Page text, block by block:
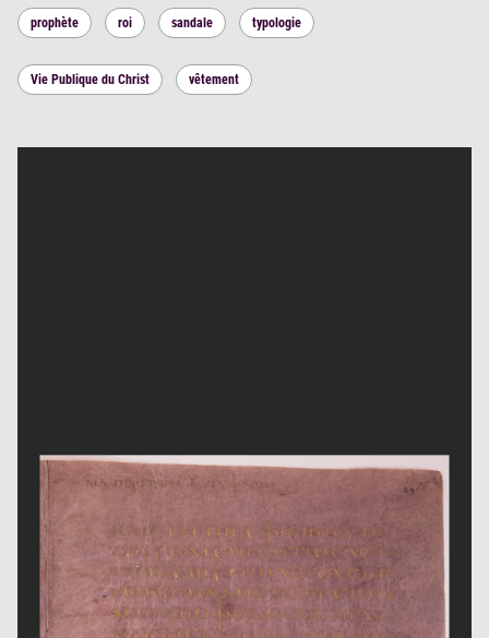
prophète roi sandale typologie
Vie Publique du Christ vêtement